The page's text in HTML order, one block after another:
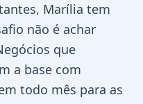
Marília tem
não é achar
que
a base com
todo mês para as